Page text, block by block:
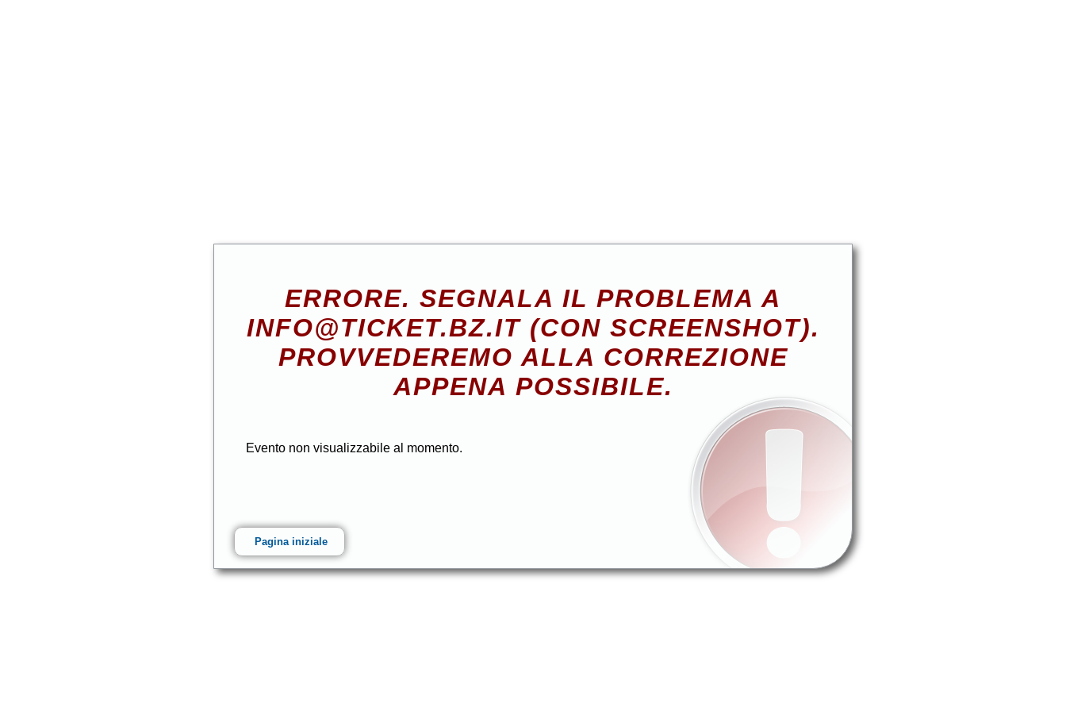
ERRORE. SEGNALA IL PROBLEMA A
INFO@TICKET.BZ.IT (CON SCREENSHOT).
PROVVEDEREMO ALLA CORREZIONE
APPENA POSSIBILE.
Evento non visualizzabile al momento.